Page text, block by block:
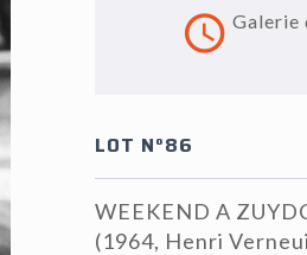
Galerie
LOT N°86
WEEKEND A
(1964, Henri